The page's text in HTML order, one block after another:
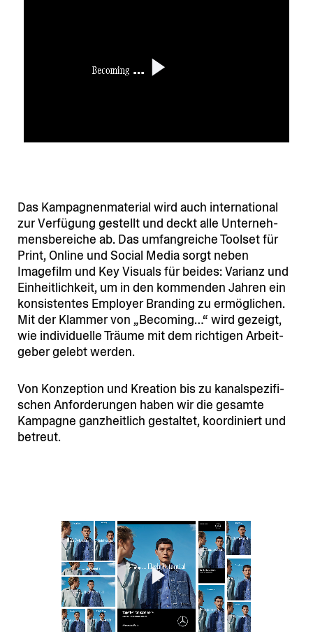
Das Kampa­gnen­ma­terial wird auch inter­na­tional
zur Verfügung gestellt und deckt alle Unter­neh­
mens­be­reiche ab. Das umfang­reiche Toolset für
Print, Online und Social Media sorgt neben
Imagefilm und Key Visuals für beides: Varianz und
Einheit­lichkeit, um in den kommenden Jahren ein
konsis­tentes Employer Branding zu ermög­lichen.
Mit der Klammer von „Becoming…“ wird gezeigt,
wie indivi­duelle Träume mit dem richtigen Arbeit­
geber gelebt werden.
Von Konzeption und Kreation bis zu kanal­spe­zi­fi­
schen Anfor­de­rungen haben wir die gesamte
Kampagne ganzheitlich gestaltet, koordi­niert und
betreut.